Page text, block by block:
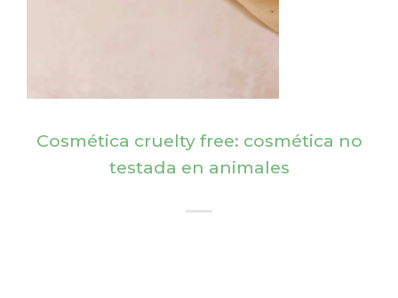
Cosmética cruelty free: cosmética no
testada en animales